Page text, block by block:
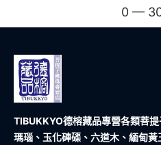
0 —
TIBUKKYO德榕藏品專營各類菩
瑪瑙、玉化硨磲、六道木、緬甸